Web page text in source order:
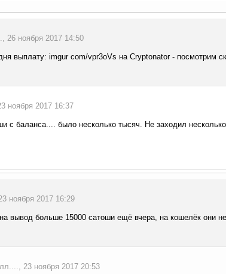
26 ноября 2017 14:50
выплату: imgur com/vpr3oVs на Cryptonator - посмотрим
ноября 2017 16:37
с баланса.... было несколько тысяч. Не заходил
ноября 2017 16:29
вывод больше 15000 сатоши ещё вчера, на кошелёк они
23 ноября 2017 20:53